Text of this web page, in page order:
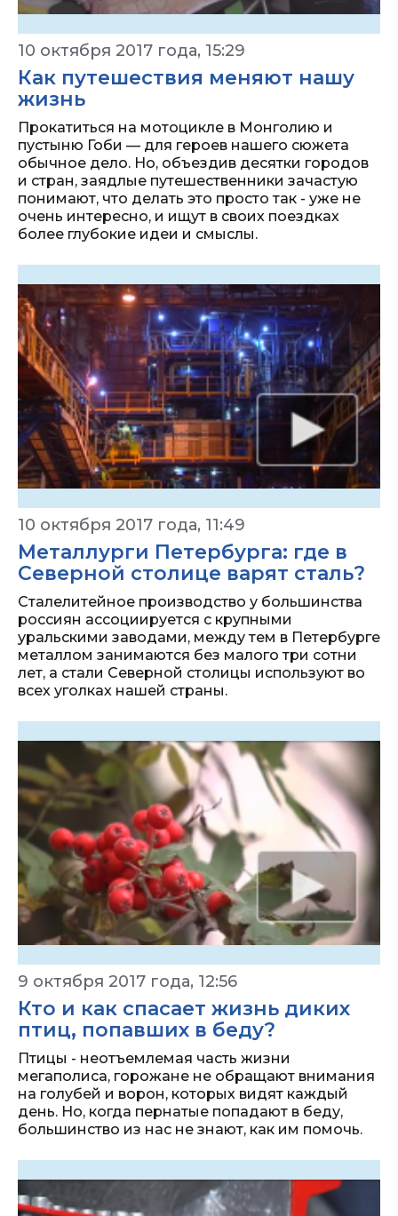
10 октября 2017 года, 15:29
Как путешествия меняют нашу
жизнь
Прокатиться на мотоцикле в Монголию и
пустыню Гоби — для героев нашего сюжета
обычное дело. Но, объездив десятки городов
и стран, заядлые путешественники зачастую
понимают, что делать это просто так - уже не
очень интересно, и ищут в своих поездках
более глубокие идеи и смыслы.
10 октября 2017 года, 11:49
Металлурги Петербурга: где в
Северной столице варят сталь?
Сталелитейное производство у большинства
россиян ассоциируется с крупными
уральскими заводами, между тем в Петербурге
металлом занимаются без малого три сотни
лет, а стали Северной столицы используют во
всех уголках нашей страны.
9 октября 2017 года, 12:56
Кто и как спасает жизнь диких
птиц, попавших в беду?
Птицы - неотъемлемая часть жизни
мегаполиса, горожане не обращают внимания
на голубей и ворон, которых видят каждый
день. Но, когда пернатые попадают в беду,
большинство из нас не знают, как им помочь.